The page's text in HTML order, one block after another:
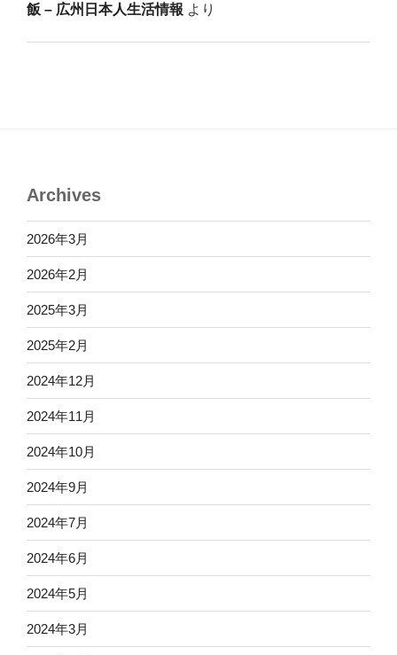
飯 – 広州日本人生活情報 より
Archives
2026年3月
2026年2月
2025年3月
2025年2月
2024年12月
2024年11月
2024年10月
2024年9月
2024年7月
2024年6月
2024年5月
2024年3月